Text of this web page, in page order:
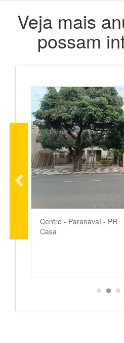
Veja mais
possam
Centro - Paranavaí - PR
Casa